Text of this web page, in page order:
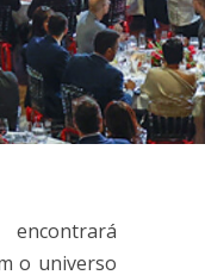
o universo